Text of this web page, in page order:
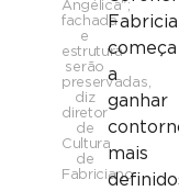
Angélica";
fachada
e
estrutura
serão
preservadas,
diz
diretor
de
Cultura
de
Fabriciano
começa
a
ganhar
mais